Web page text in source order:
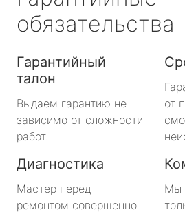
обязательства
Гарантийный
талон
Выдаем гарантию не
зависимо от сложности
работ.
от
Диагностика
Мастер перед
ремонтом совершенно
Мы